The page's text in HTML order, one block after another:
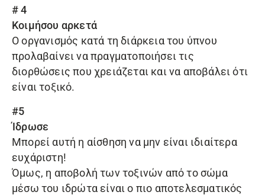
# 4
Κοιμήσου αρκετά
Ο οργανισμός κατά τη διάρκεια του ύπνου
προλαβαίνει να πραγματοποιήσει τις
διορθώσεις που χρειάζεται και να αποβάλει ότι
είναι τοξικό.
#5
Ίδρωσε
Μπορεί αυτή η αίσθηση να μην είναι ιδιαίτερα
ευχάριστη!
Όμως, η αποβολή των τοξινών από το σώμα
μέσω του ιδρώτα είναι ο πιο αποτελεσματικός